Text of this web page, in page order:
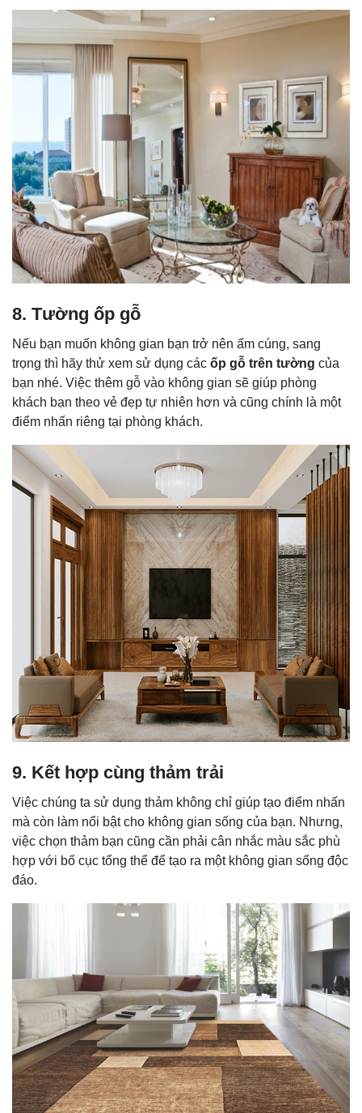
8. Tường ốp gỗ
Nếu bạn muốn không gian bạn trở nên ấm cúng, sang
trọng thì hãy thử xem sử dụng các ốp gỗ trên tường của
bạn nhé. Việc thêm gỗ vào không gian sẽ giúp phòng
khách bạn theo vẻ đẹp tự nhiên hơn và cũng chính là một
điểm nhấn riêng tại phòng khách.
9. Kết hợp cùng thảm trải
Việc chúng ta sử dụng thảm không chỉ giúp tạo điểm nhấn
mà còn làm nổi bật cho không gian sống của bạn. Nhưng,
việc chọn thảm bạn cũng cần phải cân nhắc màu sắc phù
hợp với bố cục tổng thể để tạo ra một không gian sống độc
đáo.